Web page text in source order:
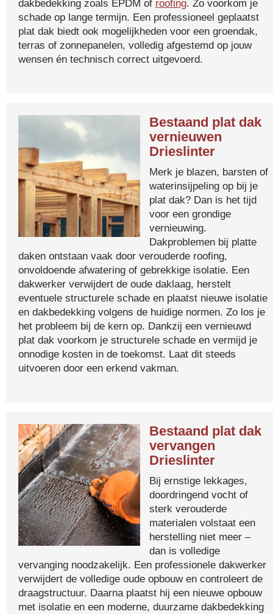
dakbedekking zoals EPDM of roofing. Zo voorkom je
schade op lange termijn. Een professioneel geplaatst
plat dak biedt ook mogelijkheden voor een groendak,
terras of zonnepanelen, volledig afgestemd op jouw
wensen én technisch correct uitgevoerd.
Bestaand plat dak
vernieuwen
Drieslinter
Merk je blazen, barsten of
waterinsijpeling op bij je
plat dak? Dan is het tijd
voor een grondige
vernieuwing.
Dakproblemen bij platte
daken ontstaan vaak door verouderde roofing,
onvoldoende afwatering of gebrekkige isolatie. Een
dakwerker verwijdert de oude daklaag, herstelt
eventuele structurele schade en plaatst nieuwe isolatie
en dakbedekking volgens de huidige normen. Zo los je
het probleem bij de kern op. Dankzij een vernieuwd
plat dak voorkom je structurele schade en vermijd je
onnodige kosten in de toekomst. Laat dit steeds
uitvoeren door een erkend vakman.
Bestaand plat dak
vervangen
Drieslinter
Bij ernstige lekkages,
doordringend vocht of
sterk verouderde
materialen volstaat een
herstelling niet meer –
dan is volledige
vervanging noodzakelijk. Een professionele dakwerker
verwijdert de volledige oude opbouw en controleert de
draagstructuur. Daarna plaatst hij een nieuwe opbouw
met isolatie en een moderne, duurzame dakbedekking